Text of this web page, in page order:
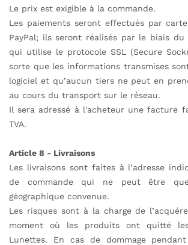
Le prix est exigible à la commande.
Les paiements seront effectués par
PayPal; ils seront réalisés par le biais du
qui utilise le protocole SSL (Secure
sorte que les informations transmises
logiciel et qu’aucun tiers ne peut en
au cours du transport sur le réseau.
Il sera adressé à l'acheteur une facture
TVA.
Article 8 - Livraisons
Les livraisons sont faites à l’adresse
de commande qui ne peut être
géographique convenue.
Les risques sont à la charge de
moment où les produits ont quitté
Lunettes. En cas de dommage